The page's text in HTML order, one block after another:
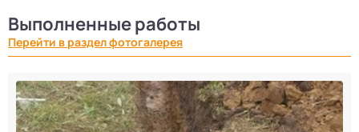
Выполненные работы
Перейти в раздел фотогалерея